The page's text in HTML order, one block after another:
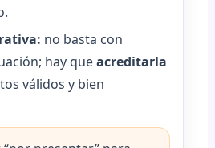
no basta con
hay queacreditarla
válidos y bien